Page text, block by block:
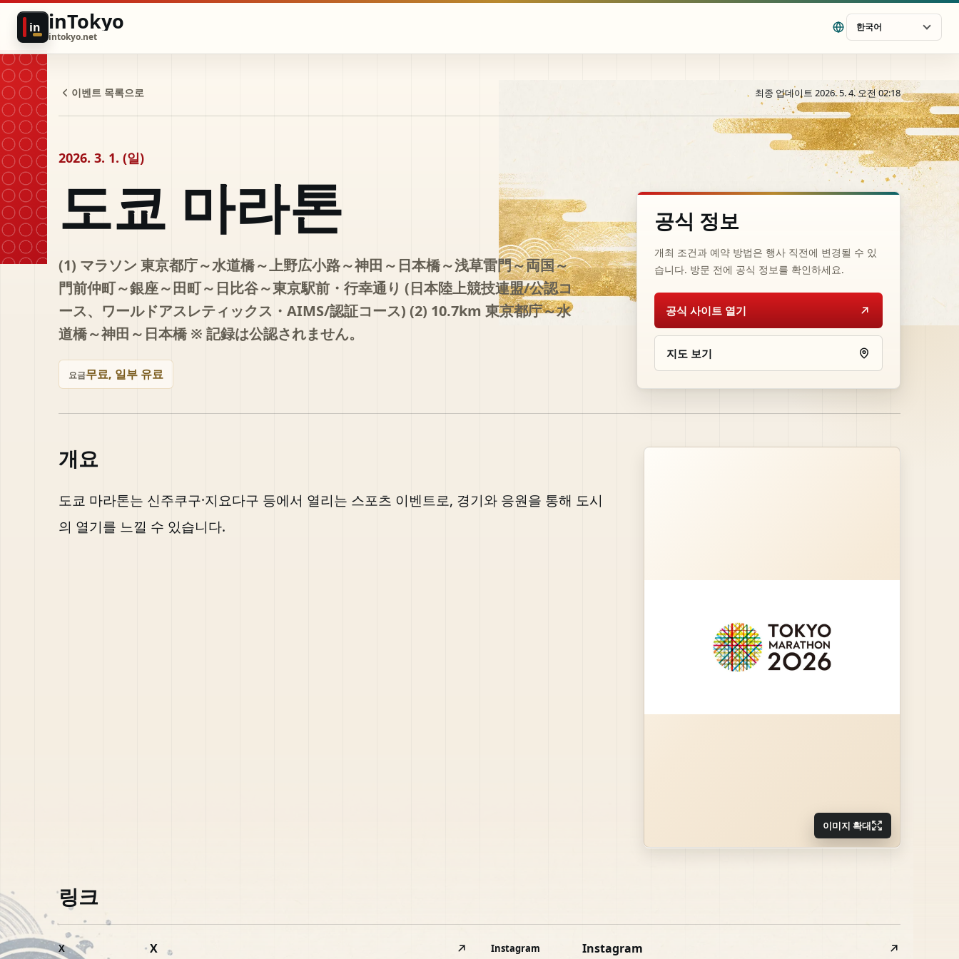
in inTokyo
intokyo.net
한국어
이벤트 목록으로 최종 업데이트 2026. 5. 4. 오전 02:18
2026. 3. 1. (일)
도쿄 마라톤
(1) マラソン 東京都庁～水道橋～上野広小路～神田～日本橋～浅草雷門～両国～
門前仲町～銀座～田町～日比谷～東京駅前・行幸通り (日本陸上競技連盟/公認コ
ース、ワールドアスレティックス・AIMS/認証コース) (2) 10.7km 東京都庁～水
道橋～神田～日本橋 ※ 記録は公認されません。
요금무료, 일부 유료
공식 정보
개최 조건과 예약 방법은 행사 직전에 변경될 수 있
습니다. 방문 전에 공식 정보를 확인하세요.
공식 사이트 열기
지도 보기
개요
도쿄 마라톤는 신주쿠구·지요다구 등에서 열리는 스포츠 이벤트로, 경기와 응원을 통해 도시
의 열기를 느낄 수 있습니다.
이미지 확대
링크
X X Instagram Instagram